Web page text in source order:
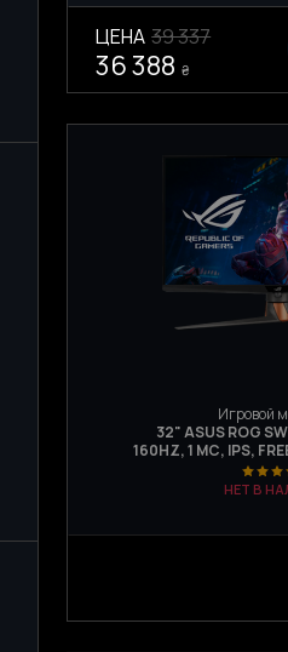
ЦЕНА 39 337
36 388 ₴
Игровой
32" ASUS ROG
160HZ, 1 МС, IPS,
НЕТ В